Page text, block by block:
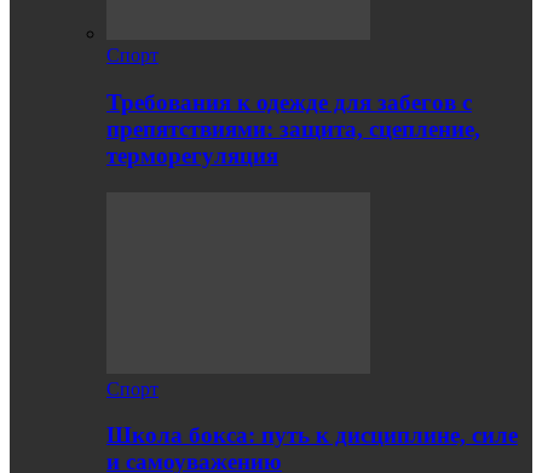
Спорт
Требования к одежде для забегов с
препятствиями: защита, сцепление,
терморегуляция
Спорт
Школа бокса: путь к дисциплине, силе
и самоуважению